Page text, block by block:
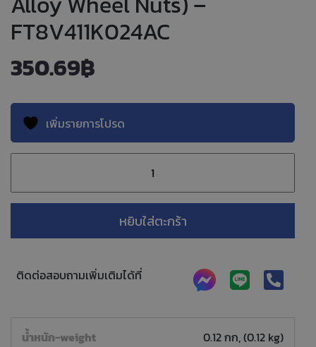
FT8V411K024AC
350.69฿
เพิ่มรายการโปรด
หยิบใส่ตะกร้า
ติดต่อสอบถามเพิ่มเติมได้ที่
น้ำหนัก-weight 0.12 กก, (0.12 kg)